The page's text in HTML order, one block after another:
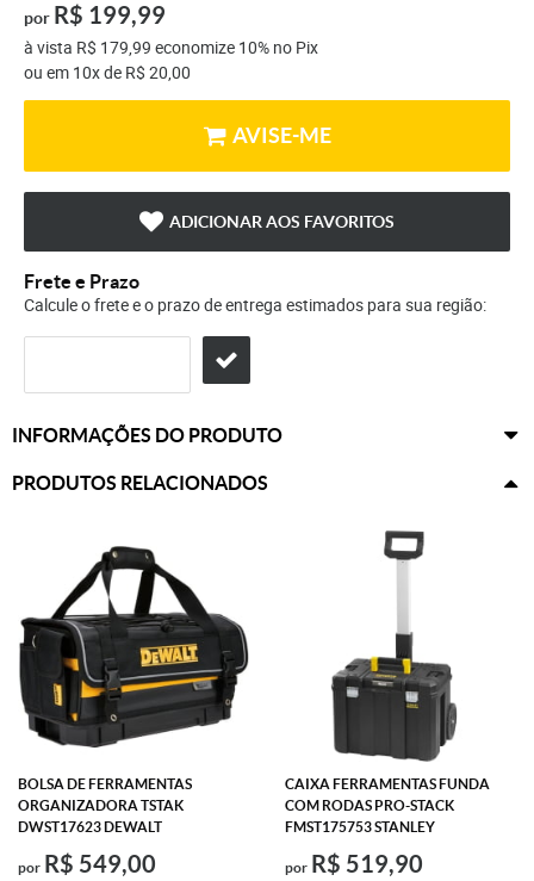
por R$ 199,99
à vista R$ 179,99 economize 10% no Pix
ou em 10xde R$ 20,00
AVISE-ME
ADICIONAR AOS FAVORITOS
Frete e Prazo
Calcule o frete e o prazo de entrega estimados para sua região:
INFORMAÇÕES DO PRODUTO
PRODUTOS RELACIONADOS
BOLSA DE FERRAMENTAS
ORGANIZADORA TSTAK
DWST17623 DEWALT
por R$ 549,00
CAIXA FERRAMENTAS FUNDA
COM RODAS PRO-STACK
FMST175753 STANLEY
por R$ 519,90